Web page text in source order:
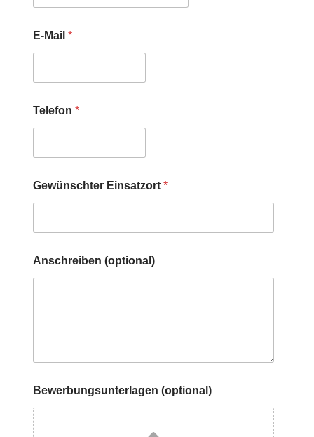
E-Mail *
Telefon *
Gewünschter Einsatzort *
Anschreiben (optional)
Bewerbungsunterlagen (optional)